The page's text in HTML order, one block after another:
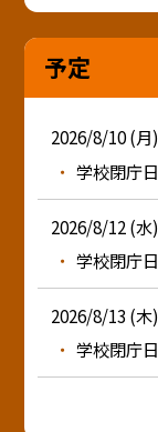
予定
2026/8/10 (月)
学校閉庁日
2026/8/12 (水)
学校閉庁日
2026/8/13 (木)
学校閉庁日